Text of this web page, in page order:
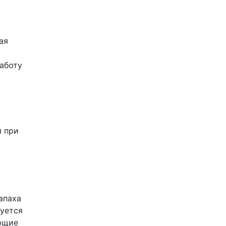
при